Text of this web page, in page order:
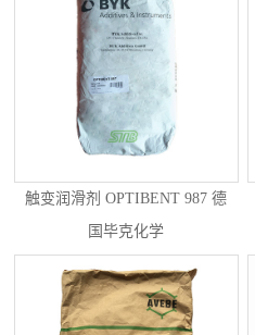
触变润滑剂 OPTIBENT 987 德
国毕克化学